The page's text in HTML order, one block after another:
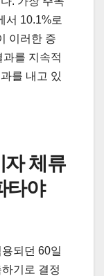
서 10.1%로
이러한 증
를 지속적
를 내고 있
체류
야
되던 60일
기로 결정